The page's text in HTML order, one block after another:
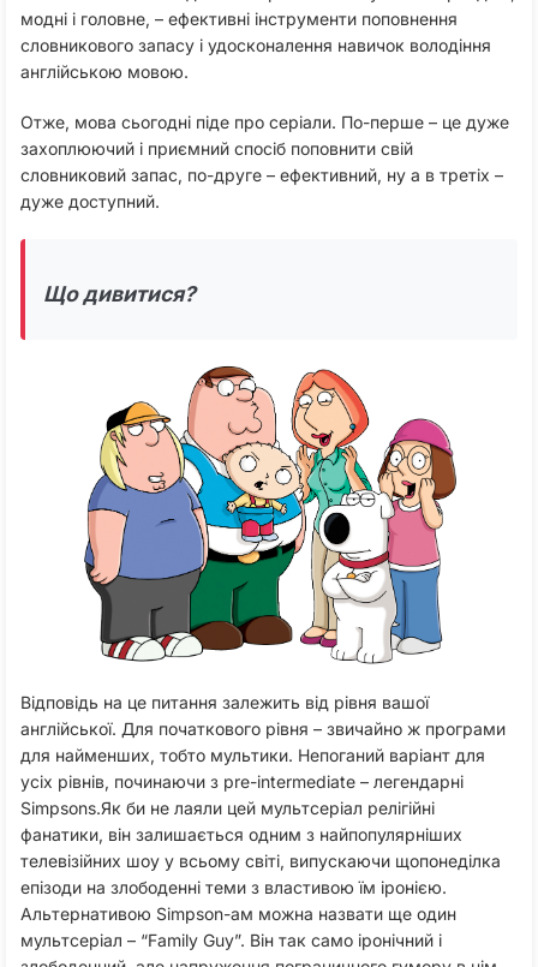
модні і головне, – ефективні інструменти поповнення
словникового запасу і удосконалення навичок володіння
англійською мовою.
Отже, мова сьогодні піде про серіали. По-перше – це дуже
захоплюючий і приємний спосіб поповнити свій
словниковий запас, по-друге – ефективний, ну а в третіх –
дуже доступний.
Що дивитися?
Відповідь на це питання залежить від рівня вашої
англійської. Для початкового рівня – звичайно ж програми
для найменших, тобто мультики. Непоганий варіант для
усіх рівнів, починаючи з pre-intermediate – легендарні
Simpsons.Як би не лаяли цей мультсеріал релігійні
фанатики, він залишається одним з найпопулярніших
телевізійних шоу у всьому світі, випускаючи щопонеділка
епізоди на злободенні теми з властивою їм іронією.
Альтернативою Simpson-ам можна назвати ще один
мультсеріал – “Family Guy”. Він так само іронічний і